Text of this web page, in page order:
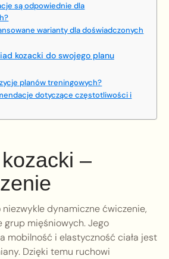
są odpowiednie dla
warianty dla doświadczonych
kozacki do swojego planu
planów treningowych?
dotyczące częstotliwości i
–
niezwykle dynamiczne ćwiczenie,
grup mięśniowych. Jego
mobilność i elastyczność ciała jest
Dzięki temu ruchowi